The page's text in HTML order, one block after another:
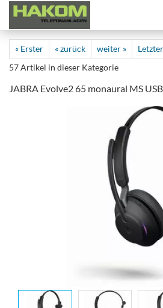
« Erster « zurück weiter »
57Artikel in dieser Kategorie
JABRA Evolve2 65 monaural MS